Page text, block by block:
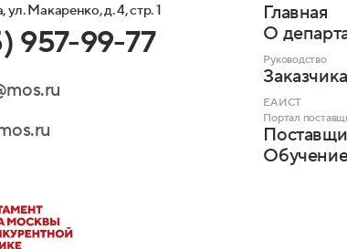
Макаренко, д. 4, стр. 1
957-99-77
Главная
О
Руководство
ЕАИСТ
Портал